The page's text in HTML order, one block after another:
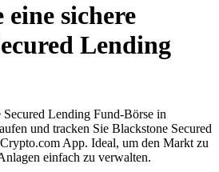
eine sichere
Lending
Secured Lending Fund-Börse in
und tracken Sie Blackstone Secured
App. Ideal, um den Markt zu
einfach zu verwalten.